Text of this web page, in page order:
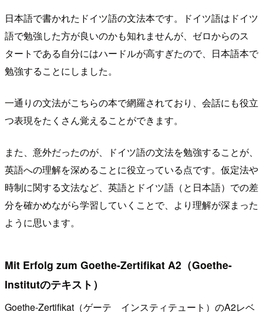
日本語で書かれたドイツ語の文法本です。ドイツ語はドイツ
語で勉強した方が良いのかも知れませんが、ゼロからのス
タートである自分にはハードルが高すぎたので、日本語本で
勉強することにしました。
一通りの文法がこちらの本で網羅されており、会話にも役立
つ表現をたくさん覚えることができます。
また、意外だったのが、ドイツ語の文法を勉強することが、
英語への理解を深めることに役立っている点です。仮定法や
時制に関する文法など、英語とドイツ語（と日本語）での差
分を確かめながら学習していくことで、より理解が深まった
ように思います。
Mit Erfolg zum Goethe-Zertifikat A2（Goethe-
Institutのテキスト）
Goethe-Zertifikat（ゲーテ インスティテュート）のA2レベ